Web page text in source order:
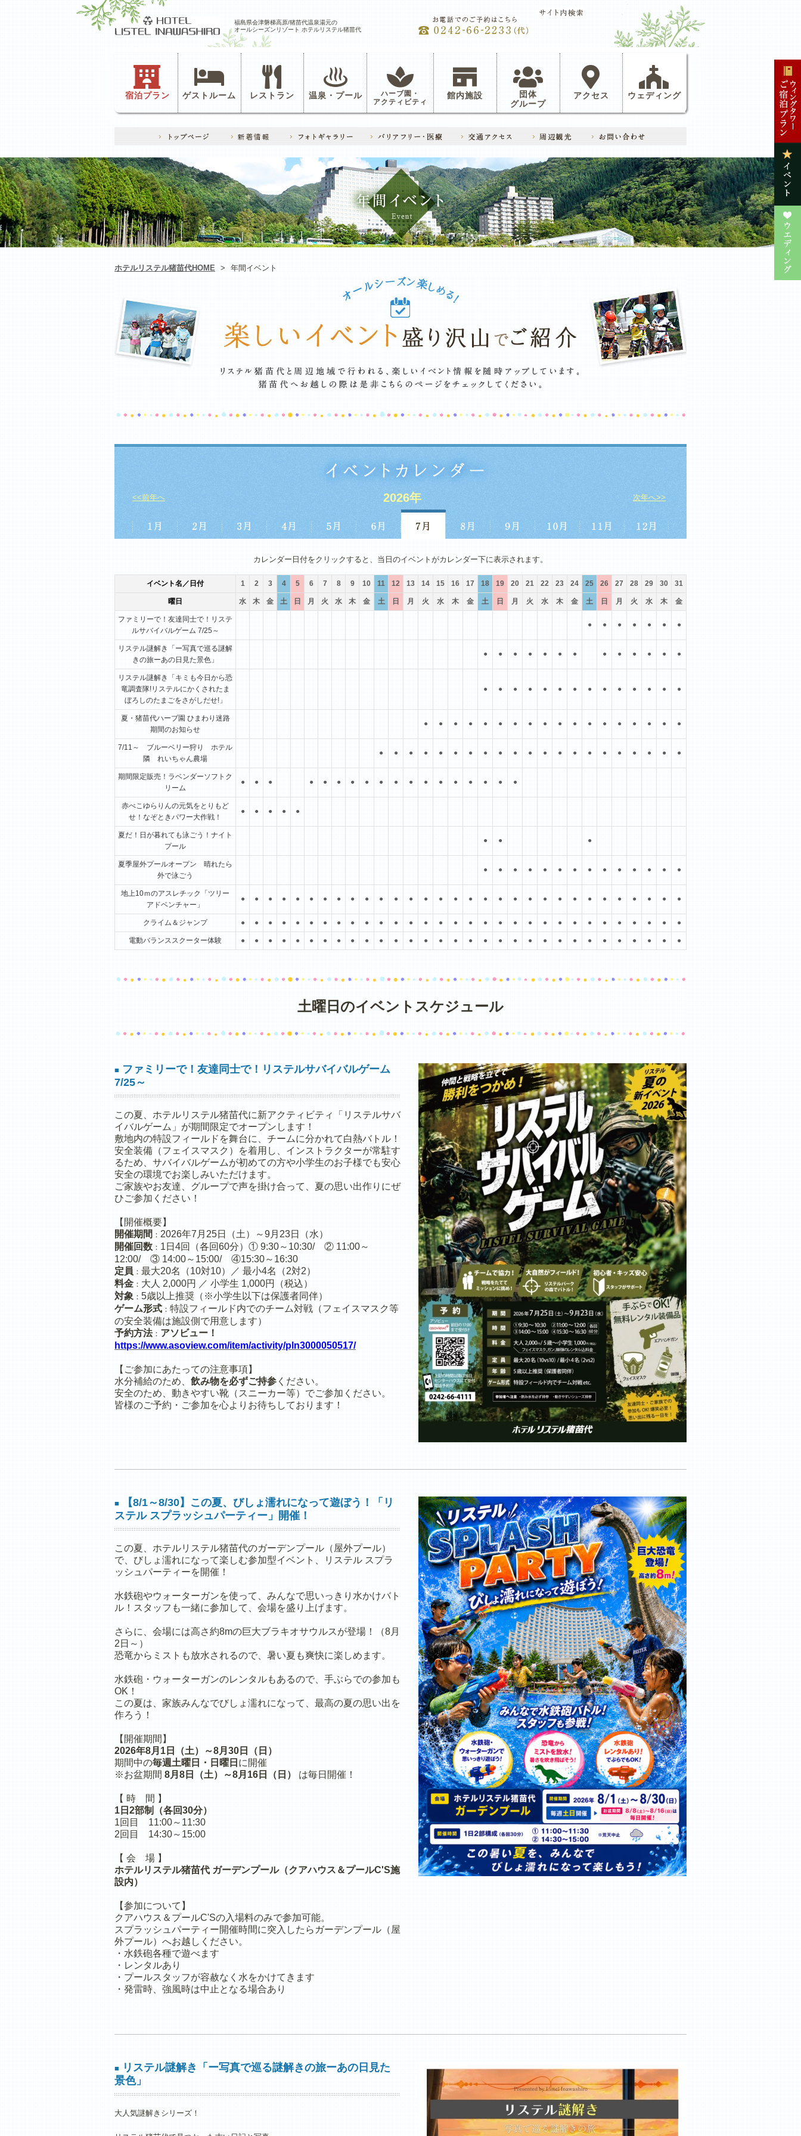
福島県会津磐梯高原/猪苗代温泉湯元の
オールシーズンリゾート ホテルリステル猪苗代
宿泊プラン ゲストルーム レストラン 温泉・プール ハーブ園・
アクティビティ
館内施設
団体
グループ
アクセス ウェディング
ホテルリステル猪苗代HOME > 年間イベント
<<前年へ 2026年 次年へ>>
カレンダー日付をクリックすると、当日のイベントがカレンダー下に表示されます。
イベント名／日付 1 2 3 4 5 6 7 8 9 10 11 12 13 14 15 16 17 18 19 20 21 22 23 24 25 26 27 28 29 30 31
曜日 水 木 金 土 日 月 火 水 木 金 土 日 月 火 水 木 金 土 日 月 火 水 木 金 土 日 月 火 水 木 金
ファミリーで！友達同士で！リステ
ルサバイバルゲーム 7/25～
● ● ● ● ● ● ●
リステル謎解き「ー写真で巡る謎解
きの旅ーあの日見た景色」
● ● ● ● ● ● ● ● ● ● ● ● ●
リステル謎解き「キミも今日から恐
竜調査隊!リステルにかくされたま
ぼろしのたまごをさがしだせ!」
● ● ● ● ● ● ● ● ● ● ● ● ● ●
夏・猪苗代ハーブ園 ひまわり迷路
期間のお知らせ
● ● ● ● ● ● ● ● ● ● ● ● ● ● ● ● ● ●
7/11～ ブルーベリー狩り ホテル
隣 れいちゃん農場
● ● ● ● ● ● ● ● ● ● ● ● ● ● ● ● ● ● ● ● ●
期間限定販売！ラベンダーソフトク
リーム
● ● ● ● ● ● ● ● ● ● ● ● ● ● ● ● ● ●
赤べこゆらりんの元気をとりもど
せ！なぞときパワー大作戦！
● ● ● ● ●
夏だ！日が暮れても泳ごう！ナイト
プール
● ● ●
夏季屋外プールオープン 晴れたら
外で泳ごう
● ● ● ● ● ● ● ● ● ● ● ● ● ●
地上10ｍのアスレチック「ツリー
アドベンチャー」
● ● ● ● ● ● ● ● ● ● ● ● ● ● ● ● ● ● ● ● ● ● ● ● ● ● ● ● ● ● ●
クライム＆ジャンプ ● ● ● ● ● ● ● ● ● ● ● ● ● ● ● ● ● ● ● ● ● ● ● ● ● ● ● ● ● ● ●
電動バランススクーター体験 ● ● ● ● ● ● ● ● ● ● ● ● ● ● ● ● ● ● ● ● ● ● ● ● ● ● ● ● ● ● ●
土曜日のイベントスケジュール
■ ファミリーで！友達同士で！リステルサバイバルゲーム
7/25～
この夏、ホテルリステル猪苗代に新アクティビティ「リステルサバ
イバルゲーム」が期間限定でオープンします！
敷地内の特設フィールドを舞台に、チームに分かれて白熱バトル！
安全装備（フェイスマスク）を着用し、インストラクターが常駐す
るため、サバイバルゲームが初めての方や小学生のお子様でも安心
安全の環境でお楽しみいただけます。
ご家族やお友達、グループで声を掛け合って、夏の思い出作りにぜ
ひご参加ください！
【開催概要】
開催期間 ： 2026年7月25日（土）～9月23日（水）
開催回数 ： 1日4回（各回60分）① 9:30～10:30/ ② 11:00～
12:00/ ③ 14:00～15:00/ ④15:30～16:30
定員 ： 最大20名（10対10）／ 最小4名（2対2）
料金 ： 大人 2,000円 ／ 小学生 1,000円（税込）
対象 ： 5歳以上推奨（※小学生以下は保護者同伴）
ゲーム形式 ： 特設フィールド内でのチーム対戦（フェイスマスク等
の安全装備は施設側で用意します）
予約方法： アソビュー！
https://www.asoview.com/item/activity/pln3000050517/
【ご参加にあたっての注意事項】
水分補給のため、 飲み物を必ずご持参 ください。
安全のため、動きやすい靴（スニーカー等）でご参加ください。
皆様のご予約・ご参加を心よりお待ちしております！
■
【8/1～8/30】この夏、びしょ濡れになって遊ぼう！「リ
ステル スプラッシュパーティー」開催！
この夏、ホテルリステル猪苗代のガーデンプール（屋外プール）
で、びしょ濡れになって楽しむ参加型イベント、リステル スプラ
ッシュパーティーを開催！
水鉄砲やウォーターガンを使って、みんなで思いっきり水かけバト
ル！スタッフも一緒に参加して、会場を盛り上げます。
さらに、会場には高さ約8mの巨大ブラキオサウルスが登場！（8月
2日～）
恐竜からミストも放水されるので、暑い夏も爽快に楽しめます。
水鉄砲・ウォーターガンのレンタルもあるので、手ぶらでの参加も
OK！
この夏は、家族みんなでびしょ濡れになって、最高の夏の思い出を
作ろう！
【開催期間】
2026年8月1日（土）～8月30日（日）
期間中の毎週土曜日・日曜日 に開催
※お盆期間 8月8日（土）～8月16日（日） は毎日開催！
【 時 間 】
1日2部制（各回30分）
1回目 11:00～11:30
2回目 14:30～15:00
【 会 場 】
ホテルリステル猪苗代 ガーデンプール（クアハウス＆プールC'S施
設内）
【参加について】
クアハウス＆プールC'Sの入場料のみで参加可能。
スプラッシュパーティー開催時間に突入したらガーデンプール（屋
外プール）へお越しください。
・水鉄砲各種で遊べます
・レンタルあり
・プールスタッフが容赦なく水をかけてきます
・発雷時、強風時は中止となる場合あり
■
リステル謎解き「ー写真で巡る謎解きの旅ーあの日見た
景色」
大人気謎解きシリーズ！